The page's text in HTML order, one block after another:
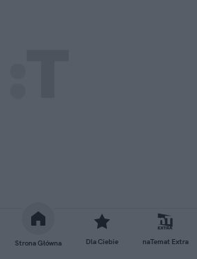
Strona Główna Dla Ciebie naTemat Extra